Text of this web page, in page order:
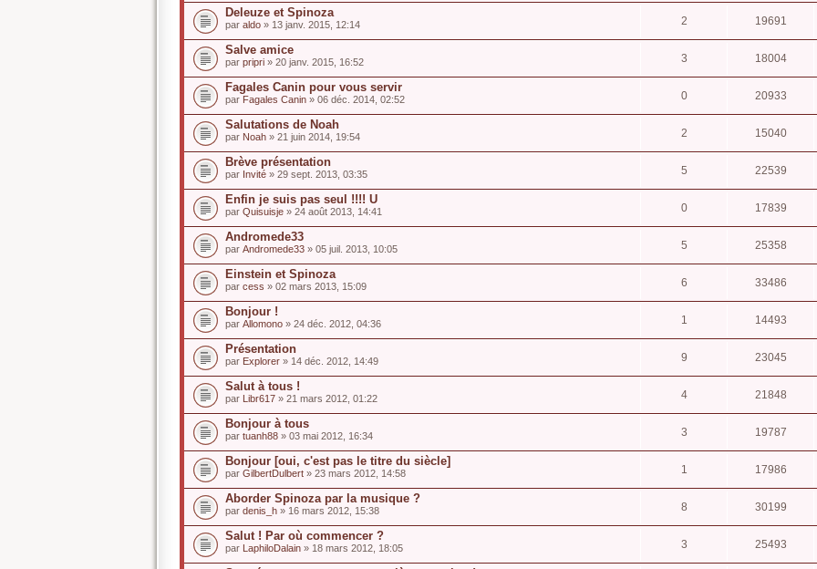
Deleuze et Spinoza
par aldo » 13 janv. 2015, 12:14 2 19691
Salve amice
par pripri » 20 janv. 2015, 16:52 3 18004
Fagales Canin pour vous servir
par Fagales Canin » 06 déc. 2014, 02:52 0 20933
Salutations de Noah
par Noah » 21 juin 2014, 19:54 2 15040
Brève présentation
par Invité » 29 sept. 2013, 03:35 5 22539
Enfin je suis pas seul !!!! U
par Quisuisje » 24 août 2013, 14:41 0 17839
Andromede33
par Andromede33 » 05 juil. 2013, 10:05 5 25358
Einstein et Spinoza
par cess » 02 mars 2013, 15:09 6 33486
Bonjour !
par Allomono » 24 déc. 2012, 04:36 1 14493
Présentation
par Explorer » 14 déc. 2012, 14:49 9 23045
Salut à tous !
par Libr617 » 21 mars 2012, 01:22 4 21848
Bonjour à tous
par tuanh88 » 03 mai 2012, 16:34 3 19787
Bonjour [oui, c'est pas le titre du siècle]
par GilbertDulbert » 23 mars 2012, 14:58 1 17986
Aborder Spinoza par la musique ?
par denis_h » 16 mars 2012, 15:38 8 30199
Salut ! Par où commencer ?
par LaphiloDalain » 18 mars 2012, 18:05 3 25493